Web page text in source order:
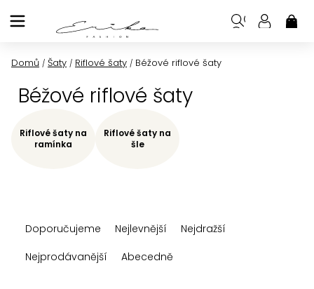
na
Domů / Šaty / Riflové šaty / Béžové riflové šaty
Béžové riflové šaty
Riflové šaty na
ramínka
Riflové šaty na
šle
aDoporučujeme Nejlevnější
Nejdražší
Nejprodávanější
Abecedně